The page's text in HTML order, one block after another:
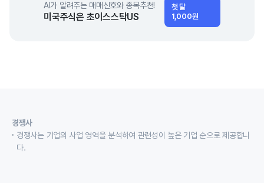
AI가 알려주는 매매신호와 종목추천!
미국주식은 초이스스탁US
첫 달
1,000원
경쟁사
경쟁사는 기업의 사업 영역을 분석하여 관련성이 높은 기업 순으로 제공합니
다.